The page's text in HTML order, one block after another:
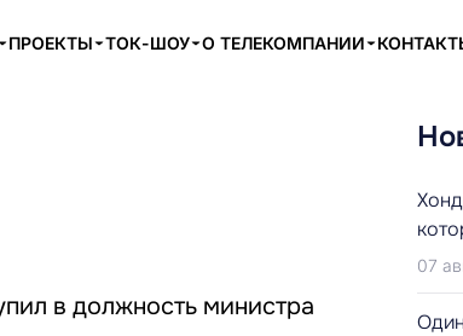
ПРОЕКТЫ ТОК-ШОУ О ТЕЛЕКОМПАНИИ
в должность министра
07